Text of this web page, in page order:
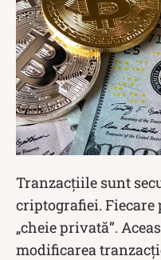
Tranzacțiile sunt
criptografiei.
„cheie privată”.
modificarea